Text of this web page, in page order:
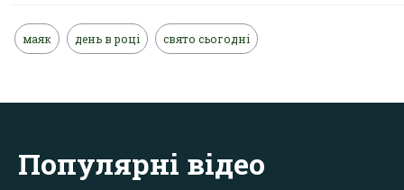
маяк день в році свято сьогодні
Популярні відео